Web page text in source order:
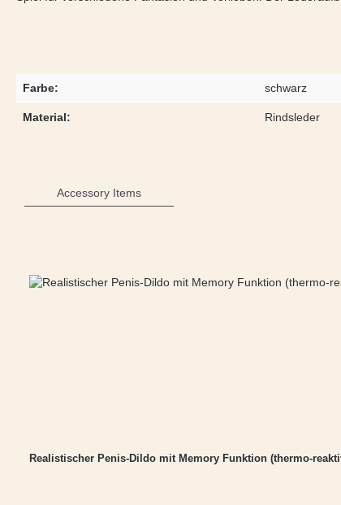
Farbe: schwarz
Material: Rindsleder
Accessory Items
Realistischer Penis-Dildo mit Memory Funktion (thermo-